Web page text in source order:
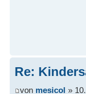
Re:
von mesicol »